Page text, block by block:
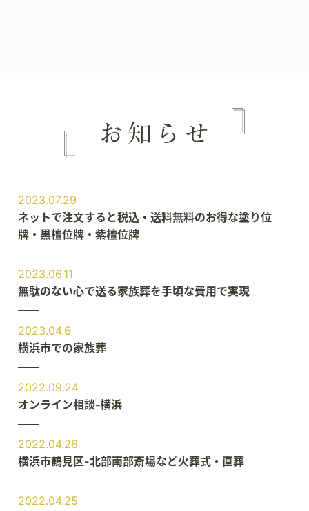
2023.07.29
ネットで注文すると税込・送料無料のお得な塗り位
牌・黒檀位牌・紫檀位牌
2023.06.11
無駄のない心で送る家族葬を手頃な費用で実現
2023.04.6
横浜市での家族葬
2022.09.24
オンライン相談‐横浜
2022.04.26
横浜市鶴見区-北部南部斎場など火葬式・直葬
2022.04.25